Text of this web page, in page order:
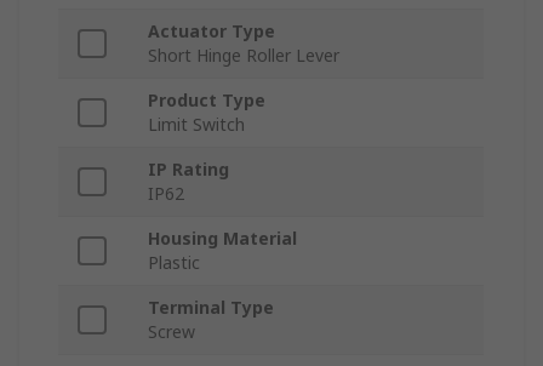
Actuator Type
Short Hinge Roller Lever
Product Type
Limit Switch
IP Rating
IP62
Housing Material
Plastic
Terminal Type
Screw